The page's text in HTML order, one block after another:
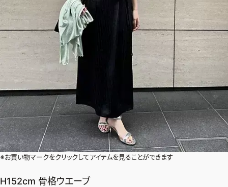
編集部から届くメールマガジン、
会員限定プレゼントや特別イベントへの応募など
特典が満載！
新規会員登録はこちら
※お買い物マークをクリックしてアイテムを見ることができます
H152cm 骨格ウエーブ